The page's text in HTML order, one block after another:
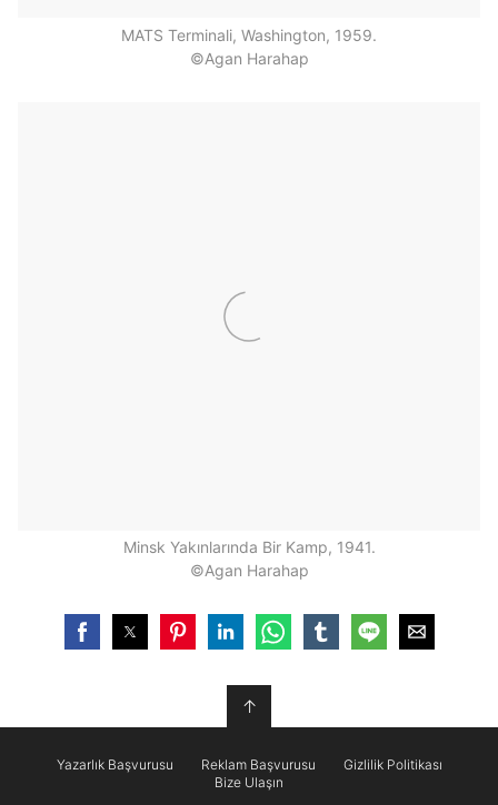
MATS Terminali, Washington, 1959.
©Agan Harahap
Minsk Yakınlarında Bir Kamp, 1941.
©Agan Harahap
↑
Yazarlık Başvurusu Reklam Başvurusu
Gizlilik Politikası
Bize Ulaşın